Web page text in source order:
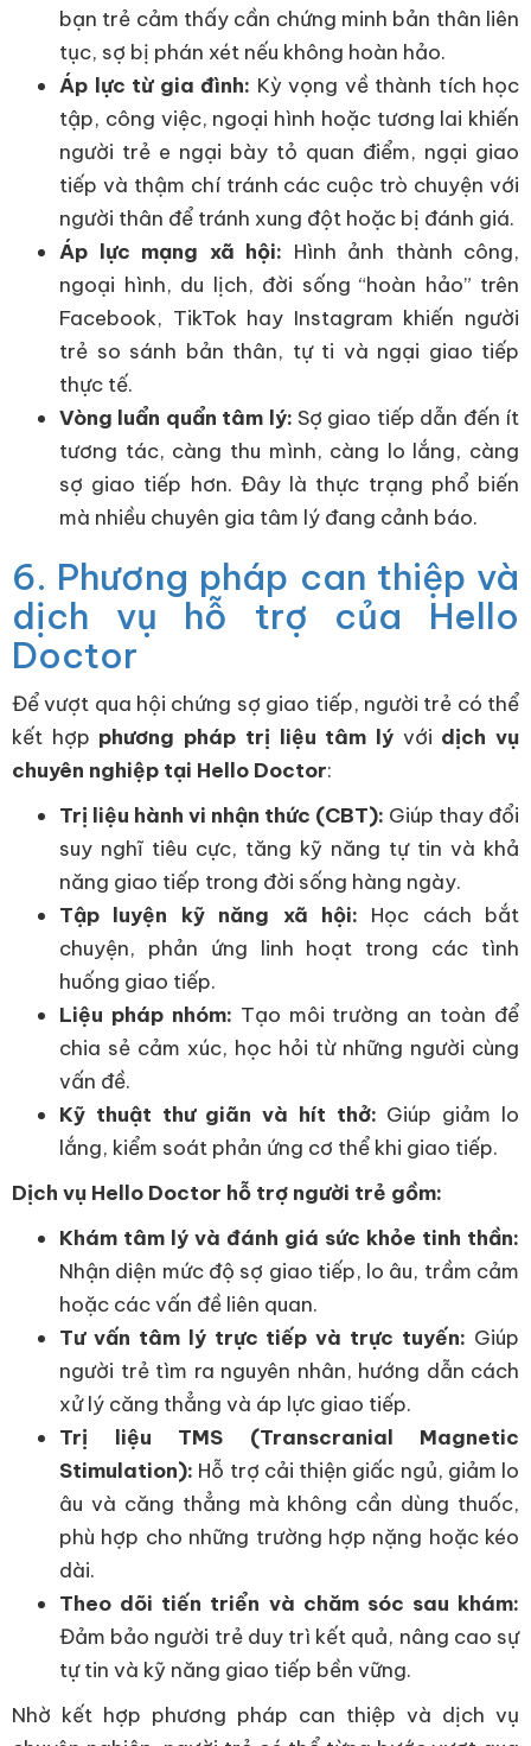
bạn trẻ cảm thấy cần chứng minh bản thân liên
tục, sợ bị phán xét nếu không hoàn hảo.
Áp lực từ gia đình: Kỳ vọng về thành tích học
tập, công việc, ngoại hình hoặc tương lai khiến
người trẻ e ngại bày tỏ quan điểm, ngại giao
tiếp và thậm chí tránh các cuộc trò chuyện với
người thân để tránh xung đột hoặc bị đánh giá.
Áp lực mạng xã hội: Hình ảnh thành công,
ngoại hình, du lịch, đời sống “hoàn hảo” trên
Facebook, TikTok hay Instagram khiến người
trẻ so sánh bản thân, tự ti và ngại giao tiếp
thực tế.
Vòng luẩn quẩn tâm lý: Sợ giao tiếp dẫn đến ít
tương tác, càng thu mình, càng lo lắng, càng
sợ giao tiếp hơn. Đây là thực trạng phổ biến
mà nhiều chuyên gia tâm lý đang cảnh báo.
6. Phương pháp can thiệp và
dịch vụ hỗ trợ của Hello
Doctor
Để vượt qua hội chứng sợ giao tiếp, người trẻ có thể
kết hợp phương pháp trị liệu tâm lývới dịch vụ
chuyên nghiệp tại Hello Doctor:
Trị liệu hành vi nhận thức (CBT): Giúp thay đổi
suy nghĩ tiêu cực, tăng kỹ năng tự tin và khả
năng giao tiếp trong đời sống hàng ngày.
Tập luyện kỹ năng xã hội: Học cách bắt
chuyện, phản ứng linh hoạt trong các tình
huống giao tiếp.
Liệu pháp nhóm: Tạo môi trường an toàn để
chia sẻ cảm xúc, học hỏi từ những người cùng
vấn đề.
Kỹ thuật thư giãn và hít thở: Giúp giảm lo
lắng, kiểm soát phản ứng cơ thể khi giao tiếp.
Dịch vụ Hello Doctor hỗ trợ người trẻ gồm:
Khám tâm lý và đánh giá sức khỏe tinh thần:
Nhận diện mức độ sợ giao tiếp, lo âu, trầm cảm
hoặc các vấn đề liên quan.
Tư vấn tâm lý trực tiếp và trực tuyến: Giúp
người trẻ tìm ra nguyên nhân, hướng dẫn cách
xử lý căng thẳng và áp lực giao tiếp.
Trị liệu TMS (Transcranial Magnetic
Stimulation): Hỗ trợ cải thiện giấc ngủ, giảm lo
âu và căng thẳng mà không cần dùng thuốc,
phù hợp cho những trường hợp nặng hoặc kéo
dài.
Theo dõi tiến triển và chăm sóc sau khám:
Đảm bảo người trẻ duy trì kết quả, nâng cao sự
tự tin và kỹ năng giao tiếp bền vững.
Nhờ kết hợp phương pháp can thiệp và dịch vụ